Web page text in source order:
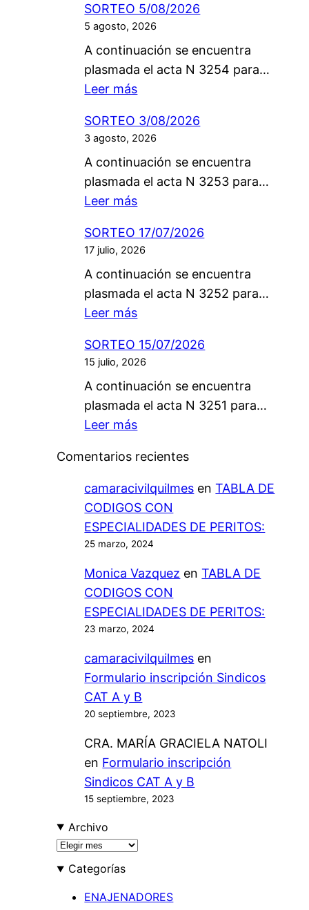
O
R
T
E
O
/
8
/
2
0
2
SORTEO 5/08/2026
5 agosto, 2026
A continuación se encuentra
plasmada el acta N 3254 para…
Leer más:
O
R
T
E
O
/
8
/
2
0
2
SORTEO 3/08/2026
3 agosto, 2026
A continuación se encuentra
plasmada el acta N 3253 para…
Leer más:
O
R
T
E
O
/
8
/
2
0
6
SORTEO 17/07/2026
17 julio, 2026
A continuación se encuentra
plasmada el acta N 3252 para…
Leer más:
O
R
T
E
O
7
/
0
7
/
0
2
6
SORTEO 15/07/2026
15 julio, 2026
A continuación se encuentra
plasmada el acta N 3251 para…
Leer más:
O
R
T
E
O
5
/
0
7
/
2
0
2
Comentarios recientes
camaracivilquilmes enTABLA DE
CODIGOS CON
ESPECIALIDADES DE PERITOS:
25 marzo, 2024
Monica Vazquez enTABLA DE
CODIGOS CON
ESPECIALIDADES DE PERITOS:
23 marzo, 2024
camaracivilquilmes en
Formulario inscripción Sindicos
CAT A y B
20 septiembre, 2023
CRA. MARÍA GRACIELA NATOLI
en Formulario inscripción
Sindicos CAT A y B
15 septiembre, 2023
Archivo
A
Categorías
ENAJENADORES